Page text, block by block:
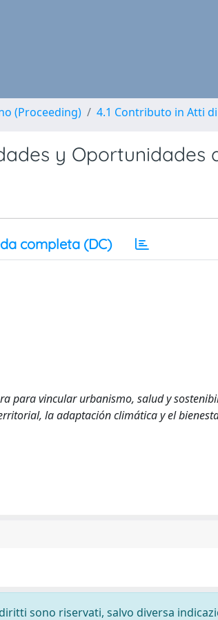
(Proceeding) 4.1 Contributo in Atti
y Oportunidades
completa (DC)
para vincular urbanismo, salud y
la adaptación climática y el
sono riservati, salvo diversa